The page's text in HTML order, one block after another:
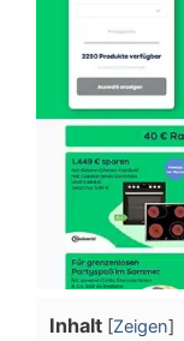
Inhalt [Zeigen]